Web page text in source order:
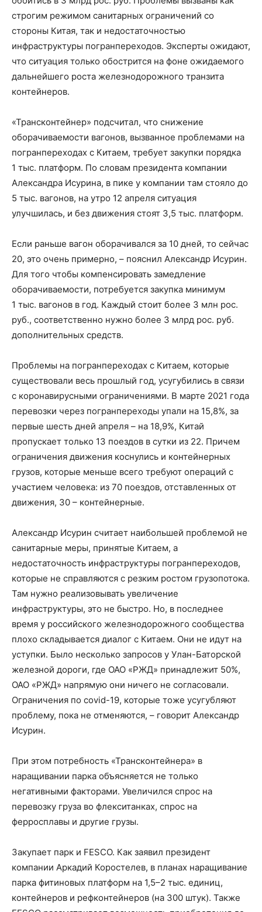
строгим режимом санитарных ограничений со
стороны Китая, так и недостаточностью
инфраструктуры погранпереходов. Эксперты ожидают,
что ситуация только обострится на фоне ожидаемого
дальнейшего роста железнодорожного транзита
контейнеров.
«Трансконтейнер» подсчитал, что снижение
оборачиваемости вагонов, вызванное проблемами на
погранпереходах с Китаем, требует закупки порядка
1 тыс. платформ. По словам президента компании
Александра Исурина, в пике у компании там стояло до
5 тыс. вагонов, на утро 12 апреля ситуация
улучшилась, и без движения стоят 3,5 тыс. платформ.
Если раньше вагон оборачивался за 10 дней, то сейчас
20, это очень примерно, – пояснил Александр Исурин.
Для того чтобы компенсировать замедление
оборачиваемости, потребуется закупка минимум
1 тыс. вагонов в год. Каждый стоит более 3 млн рос.
руб., соответственно нужно более 3 млрд рос. руб.
дополнительных средств.
Проблемы на погранпереходах с Китаем, которые
существовали весь прошлый год, усугубились в связи
с коронавирусными ограничениями. В марте 2021 года
перевозки через погранпереходы упали на 15,8%, за
первые шесть дней апреля – на 18,9%, Китай
пропускает только 13 поездов в сутки из 22. Причем
ограничения движения коснулись и контейнерных
грузов, которые меньше всего требуют операций с
участием человека: из 70 поездов, отставленных от
движения, 30 – контейнерные.
Александр Исурин считает наибольшей проблемой не
санитарные меры, принятые Китаем, а
недостаточность инфраструктуры погранпереходов,
которые не справляются с резким ростом грузопотока.
Там нужно реализовывать увеличение
инфраструктуры, это не быстро. Но, в последнее
время у российского железнодорожного сообщества
плохо складывается диалог с Китаем. Они не идут на
уступки. Было несколько запросов у Улан-Баторской
железной дороги, где ОАО «РЖД» принадлежит 50%,
ОАО «РЖД» напрямую они ничего не согласовали.
Ограничения по covid-19, которые тоже усугубляют
проблему, пока не отменяются, – говорит Александр
Исурин.
При этом потребность «Трансконтейнера» в
наращивании парка объясняется не только
негативными факторами. Увеличился спрос на
перевозку груза во флекситанках, спрос на
ферросплавы и другие грузы.
Закупает парк и FESCO. Как заявил президент
компании Аркадий Коростелев, в планах наращивание
парка фитиновых платформ на 1,5–2 тыс. единиц,
контейнеров и рефконтейнеров (на 300 штук). Также